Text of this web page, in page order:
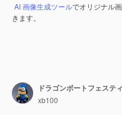
AI 画像生成ツールでオリジナル画
きます。
ドラゴンボートフェステ
xb100